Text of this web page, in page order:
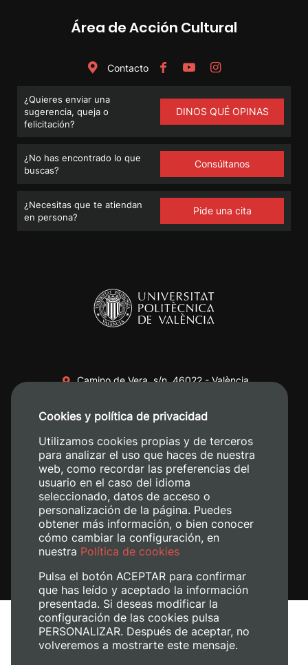
Área de Acción Cultural
Contacto
¿Quieres enviar una
sugerencia, queja o
felicitación?
DINOS QUÉ OPINAS
¿No has encontrado lo que
buscas?
Consúltanos
¿Necesitas que te atiendan
en persona?
Pide una cita
Camino de Vera, s/n. 46022 - València
+34 620 04 00 50
Aviso legal
Política de cookies
Cookies y política de privacidad
Utilizamos cookies propias y de terceros
para analizar el uso que haces de nuestra
web, como recordar las preferencias del
usuario en el caso del idioma
seleccionado, datos de acceso o
personalización de la página. Puedes
obtener más información, o bien conocer
cómo cambiar la configuración, en
nuestra Política de cookies
Pulsa el botón ACEPTAR para confirmar
que has leído y aceptado la información
presentada. Si deseas modificar la
configuración de las cookies pulsa
PERSONALIZAR. Después de aceptar, no
volveremos a mostrarte este mensaje.